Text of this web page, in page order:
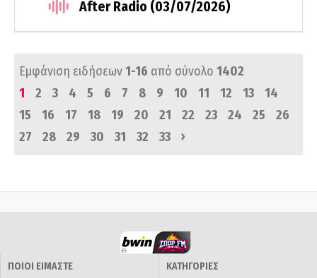
After Radio (03/07/2026)
Εμφάνιση ειδήσεων1-16 από σύνολο 1402
1
2 3 4 5 6 7 8 9 10 11 12 13
14
15
16 17 18 19 20 21 22 23 24 25
26
27
28 29 30 31 32 33 ›
ΠΟΙΟΙ ΕΙΜΑΣΤΕ
ΚΑΤΗΓΟΡΙΕΣ